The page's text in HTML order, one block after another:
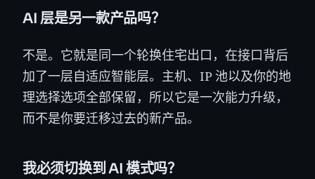
AI 层是另一款产品吗？
不是。它就是同一个轮换住宅出口，在接口背后
加了一层自适应智能层。主机、IP 池以及你的地
理选择选项全部保留，所以它是一次能力升级，
而不是你要迁移过去的新产品。
我必须切换到 AI 模式吗？